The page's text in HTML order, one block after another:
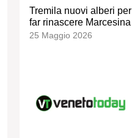
Tremila nuovi alberi per
far rinascere Marcesina
25 Maggio 2026